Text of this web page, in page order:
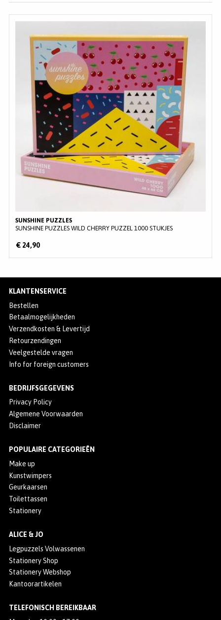
SUNSHINE PUZZLES
SUNSHINE PUZZLES WILD CHERRY PUZZEL 1000 STUKJES
€ 24,90
KLANTENSERVICE
Bestellen
Betaalmogelijkheden
Verzendkosten & Levertijd
Retourzendingen
Veelgestelde vragen
Info for foreign customers
BEDRIJFSGEGEVENS
Privacy Policy
Algemene Voorwaarden
Disclaimer
POPULAIRE CATEGORIEËN
Make up
Kunstwimpers
Geurkaarsen
Toilettassen
Stationery
ALICE & JO
Legpuzzels Volwassenen
Stationery Shop
Stationery Webshop
Kantoorartikelen
TELEFONISCH BEREIKBAAR